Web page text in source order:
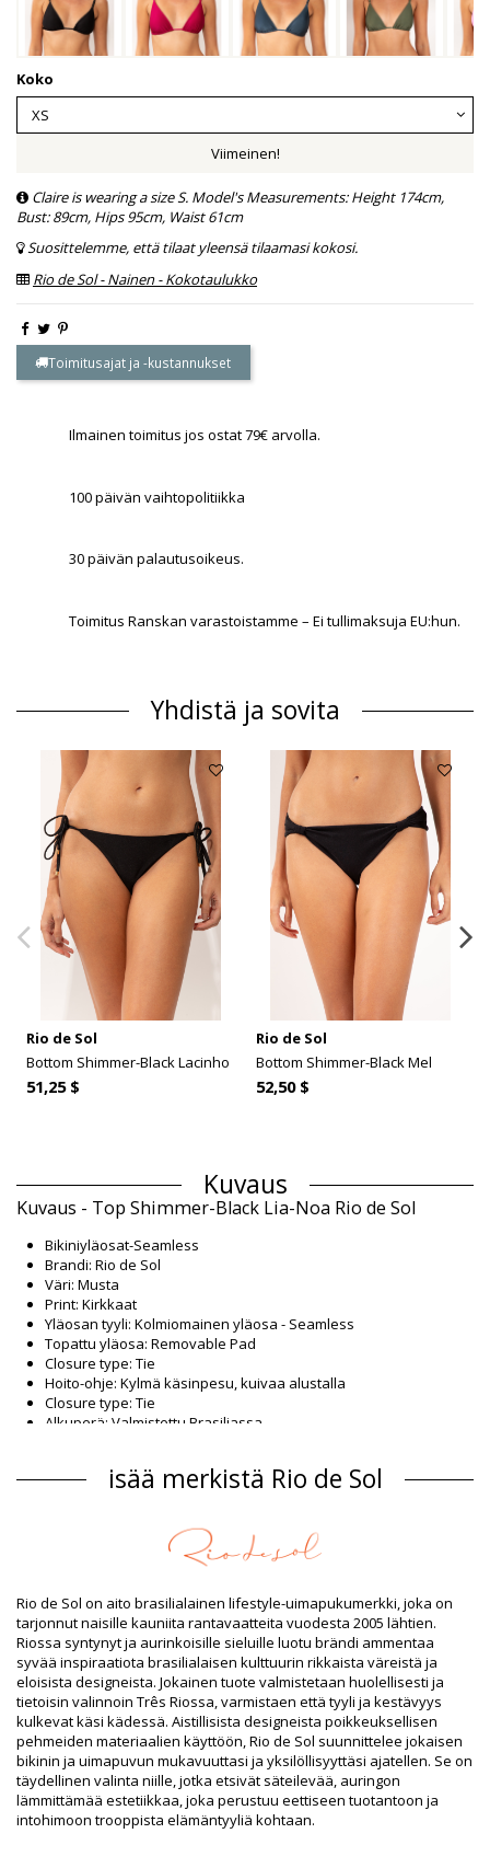
Koko
Viimeinen!
Claire is wearing a size S. Model's Measurements: Height 174cm,
Bust: 89cm, Hips 95cm, Waist 61cm
Suosittelemme, että tilaat yleensä tilaamasi kokosi.
Rio de Sol - Nainen - Kokotaulukko
Toimitusajat ja -kustannukset
Ilmainen toimitus jos ostat 79€ arvolla.
100 päivän vaihtopolitiikka
30 päivän palautusoikeus.
Toimitus Ranskan varastoistamme – Ei tullimaksuja EU:hun.
Yhdistä ja sovita
Rio de Sol
Bottom Shimmer-Black Lacinho
51,25 $
Rio de Sol
Bottom Shimmer-Black Mel
52,50 $
Kuvaus
Kuvaus - Top Shimmer-Black Lia-Noa Rio de Sol
Bikiniyläosat-Seamless
Brandi: Rio de Sol
Väri: Musta
Print: Kirkkaat
Yläosan tyyli: Kolmiomainen yläosa - Seamless
Topattu yläosa: Removable Pad
Closure type: Tie
Hoito-ohje: Kylmä käsinpesu, kuivaa alustalla
Closure type: Tie
Alkuperä: Valmistettu Brasiliassa.
Päällikankaan materiaali
OEKO-TEX - Chlorine Resistant
Vuori: 84% Polyamide, 16% Elastane - Oeko-Tex
Tuotetiedot
Osasto: Naiset, Bikiniyläosat
Paketti sisältää: 1 x Bikiniyläosat (Muut tarvikkeet eivät sisälly
toimitukseen)
HS CODE: 6112.41.0010
SKU: 1981127011
EAN: XS (7899810457646), S (7899810457653), M (7899810457660),
L (7899810457677), XL (7899810457684)
Paino: 55g / 0.12lb / 1.94oz
Kuviointi ei ole tarkka ja voi vaihdella muotoilun mukaan
Retusoituja kuvia
isää merkistä Rio de Sol
Rio de Sol on aito brasilialainen lifestyle-uimapukumerkki, joka on
tarjonnut naisille kauniita rantavaatteita vuodesta 2005 lähtien.
Riossa syntynyt ja aurinkoisille sieluille luotu brändi ammentaa
syvää inspiraatiota brasilialaisen kulttuurin rikkaista väreistä ja
eloisista designeista. Jokainen tuote valmistetaan huolellisesti ja
tietoisin valinnoin Três Riossa, varmistaen että tyyli ja kestävyys
kulkevat käsi kädessä. Aistillisista designeista poikkeuksellisen
pehmeiden materiaalien käyttöön, Rio de Sol suunnittelee jokaisen
bikinin ja uimapuvun mukavuuttasi ja yksilöllisyyttäsi ajatellen. Se on
täydellinen valinta niille, jotka etsivät säteilevää, auringon
lämmittämää estetiikkaa, joka perustuu eettiseen tuotantoon ja
intohimoon trooppista elämäntyyliä kohtaan.